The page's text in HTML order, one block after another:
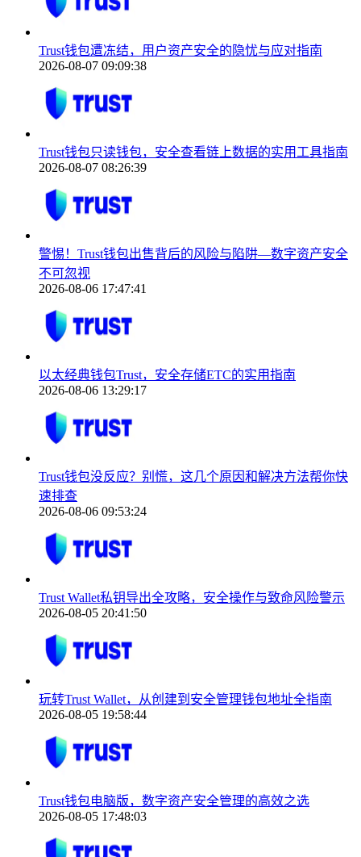
Trust钱包遭冻结，用户资产安全的隐忧与应对指南
2026-08-07 09:09:38
Trust钱包只读钱包，安全查看链上数据的实用工具指南
2026-08-07 08:26:39
警惕！Trust钱包出售背后的风险与陷阱—数字资产安全
不可忽视
2026-08-06 17:47:41
以太经典钱包Trust，安全存储ETC的实用指南
2026-08-06 13:29:17
Trust钱包没反应？别慌，这几个原因和解决方法帮你快
速排查
2026-08-06 09:53:24
Trust Wallet私钥导出全攻略，安全操作与致命风险警示
2026-08-05 20:41:50
玩转Trust Wallet，从创建到安全管理钱包地址全指南
2026-08-05 19:58:44
Trust钱包电脑版，数字资产安全管理的高效之选
2026-08-05 17:48:03